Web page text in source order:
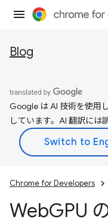
Blog
Google は AI 技術を使用
しています。AI 翻訳には
Chrome for Developers
WebGPU